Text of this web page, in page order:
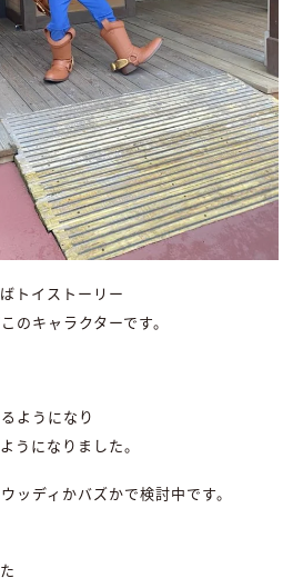
トイストーリー
のキャラクターです。
ようになり
うになりました。
ッディかバズかで検討中です。